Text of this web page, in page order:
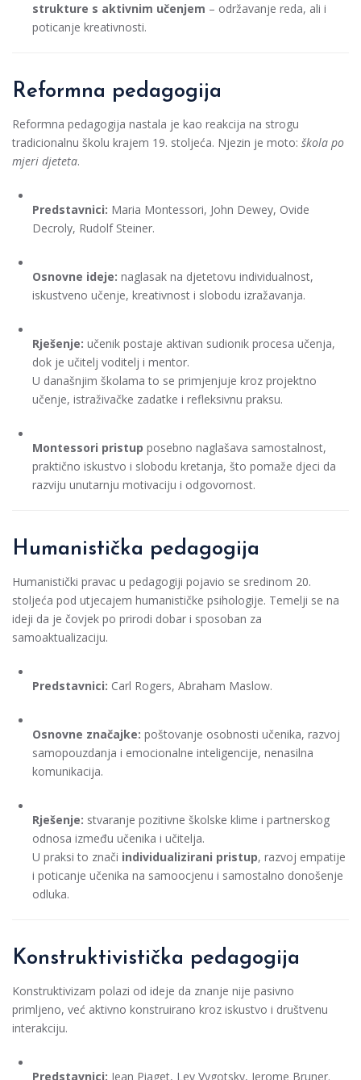
strukture s aktivnim učenjem – održavanje reda, ali i
poticanje kreativnosti.
Reformna pedagogija
Reformna pedagogija nastala je kao reakcija na strogu
tradicionalnu školu krajem 19. stoljeća. Njezin je moto: škola po
mjeri djeteta.
Predstavnici: Maria Montessori, John Dewey, Ovide
Decroly, Rudolf Steiner.
Osnovne ideje: naglasak na djetetovu individualnost,
iskustveno učenje, kreativnost i slobodu izražavanja.
Rješenje: učenik postaje aktivan sudionik procesa učenja,
dok je učitelj voditelj i mentor.
U današnjim školama to se primjenjuje kroz projektno
učenje, istraživačke zadatke i refleksivnu praksu.
Montessori pristup posebno naglašava samostalnost,
praktično iskustvo i slobodu kretanja, što pomaže djeci da
razviju unutarnju motivaciju i odgovornost.
Humanistička pedagogija
Humanistički pravac u pedagogiji pojavio se sredinom 20.
stoljeća pod utjecajem humanističke psihologije. Temelji se na
ideji da je čovjek po prirodi dobar i sposoban za
samoaktualizaciju.
Predstavnici: Carl Rogers, Abraham Maslow.
Osnovne značajke: poštovanje osobnosti učenika, razvoj
samopouzdanja i emocionalne inteligencije, nenasilna
komunikacija.
Rješenje: stvaranje pozitivne školske klime i partnerskog
odnosa između učenika i učitelja.
U praksi to znači individualizirani pristup, razvoj empatije
i poticanje učenika na samoocjenu i samostalno donošenje
odluka.
Konstruktivistička pedagogija
Konstruktivizam polazi od ideje da znanje nije pasivno
primljeno, već aktivno konstruirano kroz iskustvo i društvenu
interakciju.
Predstavnici: Jean Piaget, Lev Vygotsky, Jerome Bruner.